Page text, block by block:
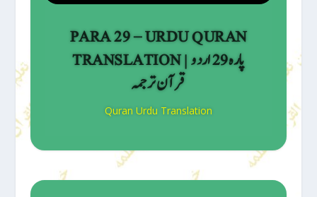
PARA 29 – URDU QURAN
TRANSLATION | پارہ 29 اردو
قرآن ترجمہ
Quran Urdu Translation